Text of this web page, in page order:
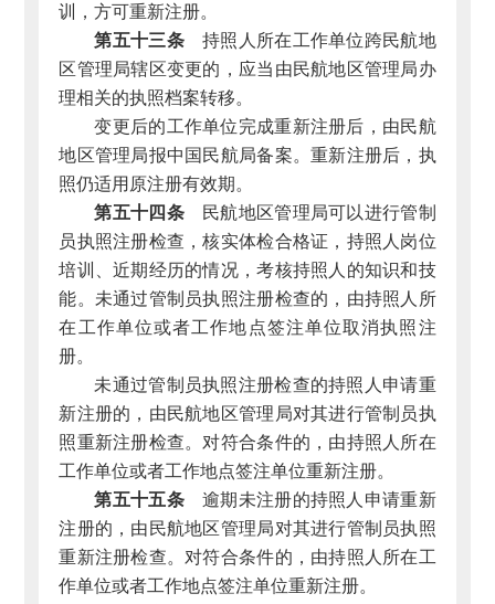
训，方可重新注册。
第五十三条持照人所在工作单位跨民航地
区管理局辖区变更的，应当由民航地区管理局办
理相关的执照档案转移。
变更后的工作单位完成重新注册后，由民航
地区管理局报中国民航局备案。重新注册后，执
照仍适用原注册有效期。
第五十四条民航地区管理局可以进行管制
员执照注册检查，核实体检合格证，持照人岗位
培训、近期经历的情况，考核持照人的知识和技
能。未通过管制员执照注册检查的，由持照人所
在工作单位或者工作地点签注单位取消执照注
册。
未通过管制员执照注册检查的持照人申请重
新注册的，由民航地区管理局对其进行管制员执
照重新注册检查。对符合条件的，由持照人所在
工作单位或者工作地点签注单位重新注册。
第五十五条逾期未注册的持照人申请重新
注册的，由民航地区管理局对其进行管制员执照
重新注册检查。对符合条件的，由持照人所在工
作单位或者工作地点签注单位重新注册。